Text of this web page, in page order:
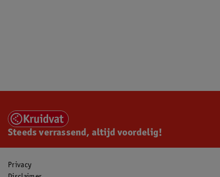
Steeds verrassend, altijd voordelig!
Privacy